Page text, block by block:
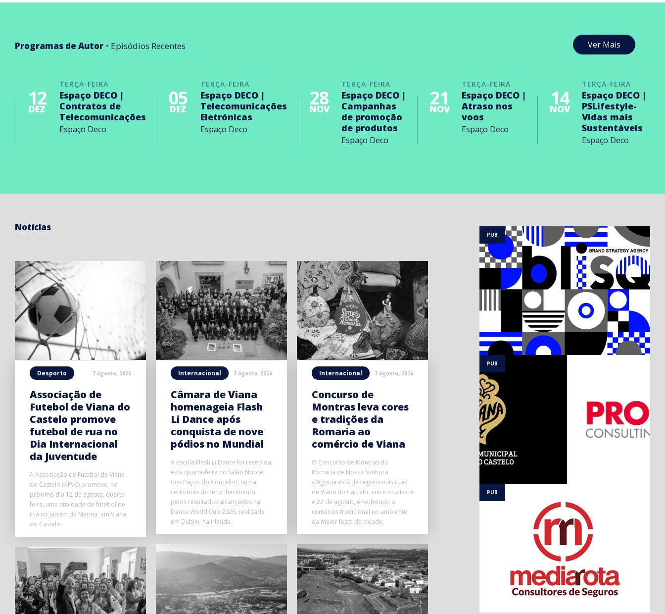
Programas de Autor Episódios Recentes Ver Mais
TERÇA-FEIRA
12
DEZ
Espaço DECO |
Contratos de
Telecomunicações
Espaço Deco
TERÇA-FEIRA
05
DEZ
Espaço DECO |
Telecomunicações
Eletrónicas
Espaço Deco
TERÇA-FEIRA
28
NOV
Espaço DECO |
Campanhas
de promoção
de produtos
Espaço Deco
TERÇA-FEIRA
21
NOV
Espaço DECO |
Atraso nos
voos
Espaço Deco
TERÇA-FEIRA
14
NOV
Espaço DECO |
PSLifestyle-
Vidas mais
Sustentáveis
Espaço Deco
Notícias
Desporto 7 Agosto, 2026
Associação de
Futebol de Viana do
Castelo promove
futebol de rua no
Dia Internacional
da Juventude
A Associação de Futebol de Viana
do Castelo (AFVC) promove, no
próximo dia 12 de agosto, quarta-
feira, uma atividade de futebol de
rua no Jardim da Marina, em Viana
do Castelo.
Internacional 7 Agosto, 2026
Câmara de Viana
homenageia Flash
Li Dance após
conquista de nove
pódios no Mundial
A escola Flash Li Dance foi recebida
esta quarta-feira no Salão Nobre
dos Paços do Concelho, numa
cerimónia de reconhecimento
pelos resultados alcançados na
Dance World Cup 2026, realizada
em Dublin, na Irlanda.
Internacional 7 Agosto, 2026
Concurso de
Montras leva cores
e tradições da
Romaria ao
comércio de Viana
O Concurso de Montras da
Romaria de Nossa Senhora
d’Agonia está de regresso às ruas
de Viana do Castelo, entre os dias 9
e 22 de agosto, envolvendo o
comércio tradicional no ambiente
da maior festa da cidade.